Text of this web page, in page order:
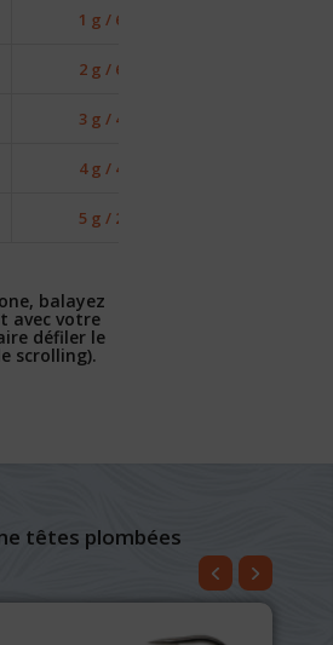
1 g / 6
2 g / 6
3 g / 4
4 g / 4
5 g / 2
balayez
avec votre
défiler le
scrolling).
têtes plombées